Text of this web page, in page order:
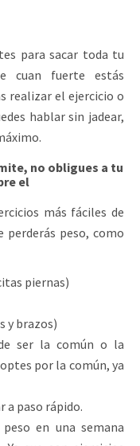
para sacar toda tu
cuan fuerte estás
realizar el ejercicio o
hablar sin jadear,
no obligues a tu
el
más fáciles de
perderás peso, como
piernas)
y brazos)
ser la común o la
por la común, ya
a paso rápido.
en una semana